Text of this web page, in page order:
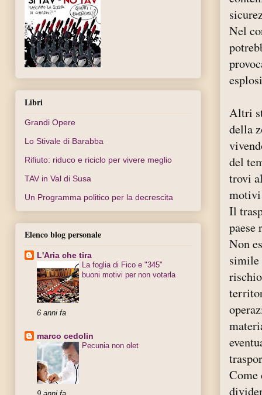
Nel
Altri
della
del
trovi
motivi
Il
paese
Non
simile
Come
Libri
Grandi Opere
Lo Stivale di Barabba
Rifiuto: riduco e riciclo per vivere meglio
TAV in Val di Susa
Un Programma politico per la decrescita
Elenco blog personale
L'Aria che tira
La foglia di Fico e "345"
buoni motivi per non votarla
6 anni fa
marco cedolin
Pecunia non olet